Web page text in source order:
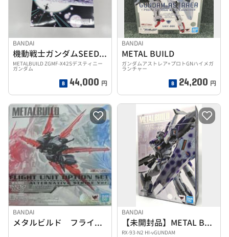
BANDAI
機動戦士ガンダムSEED DESTINY
METALBUILD ZGMF-X42Sデスティニー
ガンダム
44,000 円
BANDAI
METAL BUILD
ガンダムアストレア+プロトGNハイメガ
ランチャー
24,200 円
BANDAI
メタルビルド フライトユニットオプションセット
BANDAI
【未開封品】METAL BUILD HI-νGUNDAM
RX-93-Ν2 HI-νGUNDAM